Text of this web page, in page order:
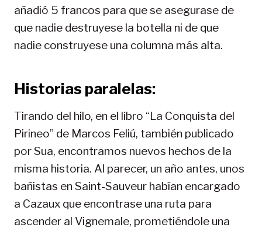
añadió 5 francos para que se asegurase de
que nadie destruyese la botella ni de que
nadie construyese una columna más alta.
Historias paralelas:
Tirando del hilo, en el libro “La Conquista del
Pirineo” de Marcos Feliú, también publicado
por Sua, encontramos nuevos hechos de la
misma historia. Al parecer, un año antes, unos
bañistas en Saint-Sauveur habían encargado
a Cazaux que encontrase una ruta para
ascender al Vignemale, prometiéndole una